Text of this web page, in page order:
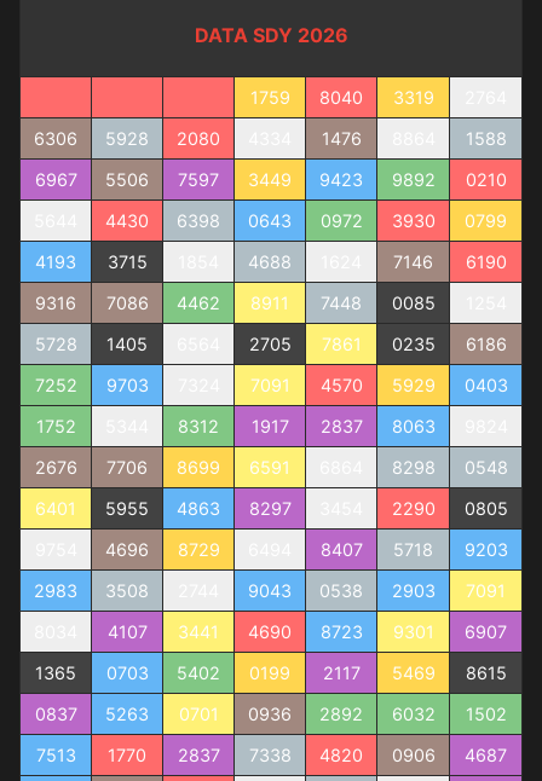
DATA SDY 2026
1759 8040 3319
6306
5928 2080 1476
1588
6967
5506 7597 3449 9423 9892
0210
4430 6398 0643 0972 3930
0799
4193
3715 4688 7146
6190
9316
7086 4462 8911 7448 0085
5728
1405 2705 7861 0235
6186
7252
9703 7091 4570 5929
0403
1752
8312 1917 2837 8063
2676
7706 8699 6591 8298
0548
6401
5955 4863 8297 2290
0805
4696 8729 8407 5718
9203
2983
3508 9043 0538 2903
7091
4107 3441 4690 8723 9301
6907
1365
0703 5402 0199 2117 5469
8615
0837
5263 0701 0936 2892 6032
1502
7513
1770 2837 7338 4820 0906
4687